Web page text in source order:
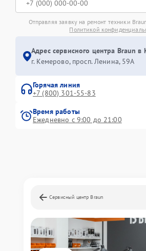
Отправляя заявку на ремонт техники
Политикой
Адрес сервисного центра Braun в
г. Кемерово, просп. Ленина, 59А
Горячая линия
+7 (800) 301-55-83
Время работы
Ежедневно с 9:00 до 21:00
Сервисный центр Braun